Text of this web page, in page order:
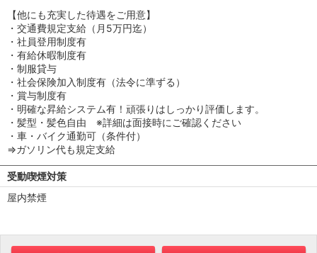
【他にも充実した待遇をご用意】
・交通費規定支給（月5万円迄）
・社員登用制度有
・有給休暇制度有
・制服貸与
・社会保険加入制度有（法令に準ずる）
・賞与制度有
・明確な昇給システム有！頑張りはしっかり評価します。
・髪型・髪色自由 ※詳細は面接時にご確認ください
・車・バイク通勤可（条件付）
⇒ガソリン代も規定支給
受動喫煙対策
屋内禁煙